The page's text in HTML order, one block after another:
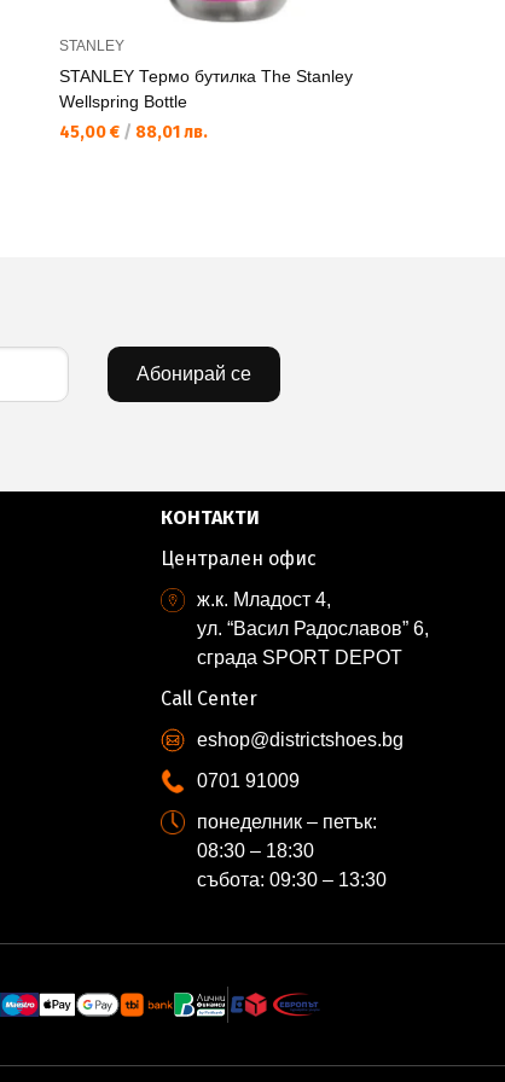
STANLEY
STANLEY Термо бутилка The Stanley
Wellspring Bottle
45,00 € / 88,01 лв.
Абонирай се
КОНТАКТИ
Централен офис
ж.к. Младост 4,
ул. “Васил Радославов” 6,
сграда SPORT DEPOT
Call Center
eshop@districtshoes.bg
0701 91009
понеделник – петък:
08:30 – 18:30
събота: 09:30 – 13:30